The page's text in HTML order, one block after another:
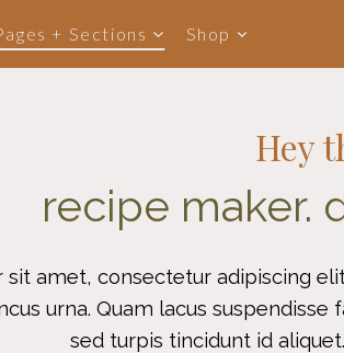
+ Sections Shop
Hey
recipe maker.
amet, consectetur adipiscing
urna. Quam lacus
sed turpis tincidunt id